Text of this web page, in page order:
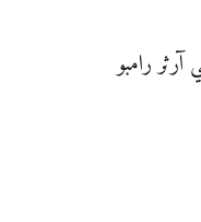
آرثر رامبو